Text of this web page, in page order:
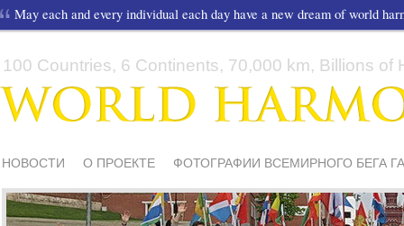
May each and every individual each day have a new dream of world
100 Countries, 6 Continents, 70,000 km, Billions of
НОВОСТИ О ПРОЕКТЕ
ФОТОГРАФИИ ВСЕМИРНОГО БЕГА
СМИ О НАС
ШКОЛЫ И ДЕТИ МАТЕРИАЛЫ ПИСЬМА